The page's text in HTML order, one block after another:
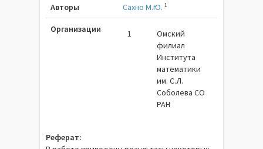
Авторы Сахно М.Ю. 1
Организации 1
Омский
филиал
Института
математики
им. С.Л.
Соболева СО
РАН
Реферат: